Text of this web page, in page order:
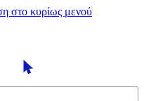
στο κυρίως μενού